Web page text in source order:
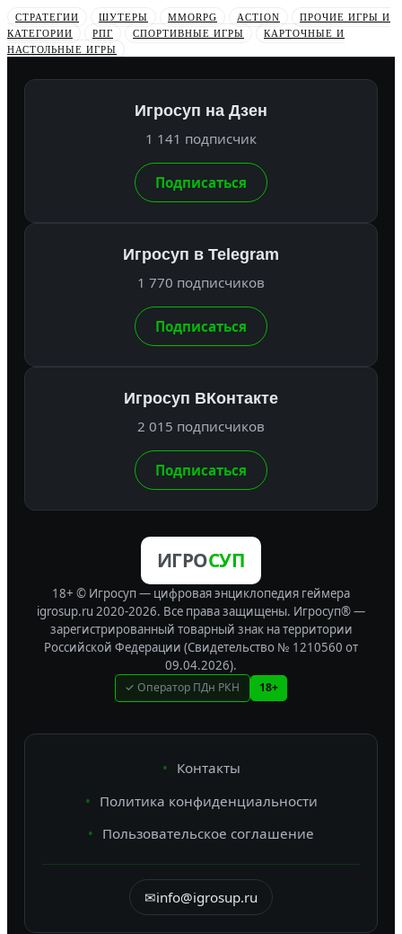
СТРАТЕГИИ ШУТЕРЫ MMORPG ACTION
ПРОЧИЕ ИГРЫ И
КАТЕГОРИИ
РПГ СПОРТИВНЫЕ ИГРЫ
КАРТОЧНЫЕ И
НАСТОЛЬНЫЕ ИГРЫ
Игросуп на Дзен
1 141 подписчик
Подписаться
Игросуп в Telegram
1 770 подписчиков
Подписаться
Игросуп ВКонтакте
2 015 подписчиков
Подписаться
ИГРОСУП
18+ © Игросуп — цифровая энциклопедия геймера
igrosup.ru 2020-2026. Все права защищены. Игросуп® —
зарегистрированный товарный знак на территории
Российской Федерации (Свидетельство № 1210560 от
09.04.2026).
✓ Оператор ПДн РКН 18+
Контакты
Политика конфиденциальности
Пользовательское соглашение
✉info@igrosup.ru